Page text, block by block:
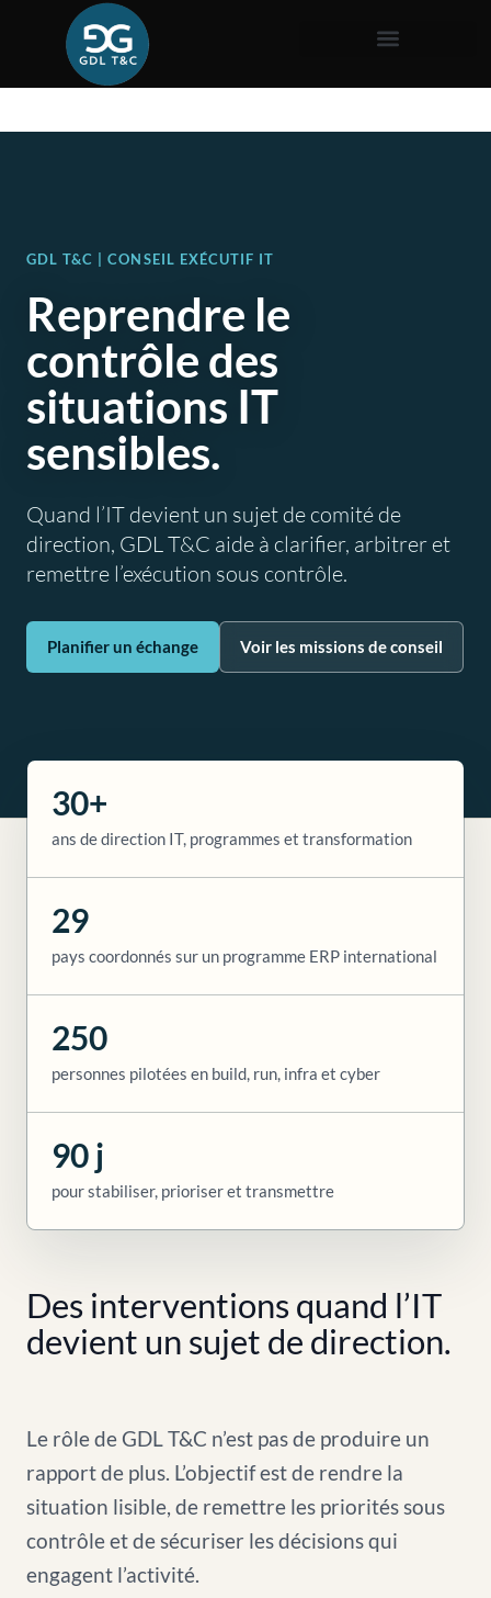
GDL T&C | CONSEIL EXÉCUTIF IT
Reprendre le
contrôle des
situations IT
sensibles.
Quand l’IT devient un sujet de comité de
direction, GDL T&C aide à clarifier, arbitrer et
remettre l’exécution sous contrôle.
Planifier un échange Voir les missions de conseil
30+
ans de direction IT, programmes et transformation
29
pays coordonnés sur un programme ERP international
250
personnes pilotées en build, run, infra et cyber
90 j
pour stabiliser, prioriser et transmettre
Des interventions quand l’IT
devient un sujet de direction.
Le rôle de GDL T&C n’est pas de produire un
rapport de plus. L’objectif est de rendre la
situation lisible, de remettre les priorités sous
contrôle et de sécuriser les décisions qui
engagent l’activité.